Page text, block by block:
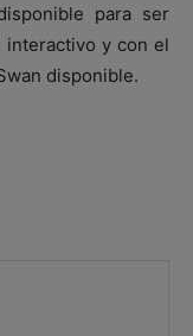
para ser
interactivo y con el
disponible.